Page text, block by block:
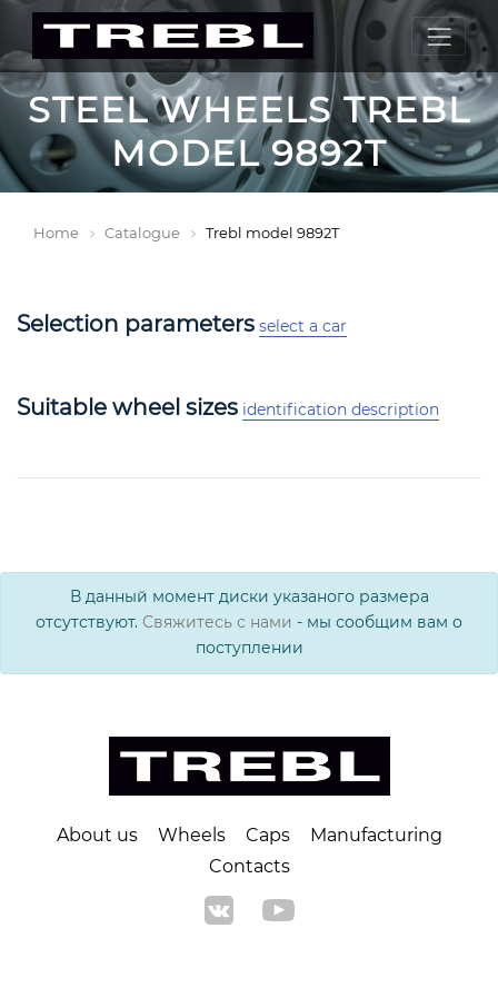
STEEL WHEELS TREBL
MODEL 9892T
Home Catalogue Trebl model 9892T
Selection parameters select a car
Suitable wheel sizes identification description
В данный момент диски указаного размера
отсутствуют. Свяжитесь с нами - мы сообщим вам о
поступлении
About us Wheels Caps
Manufacturing
Contacts